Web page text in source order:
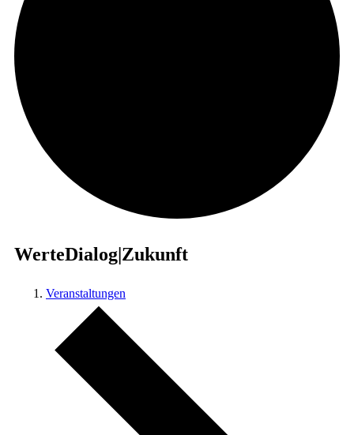
WerteDialog|Zukunft
Veranstaltungen